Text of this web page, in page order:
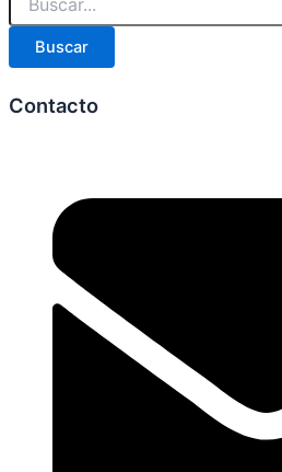
Buscar
Contacto